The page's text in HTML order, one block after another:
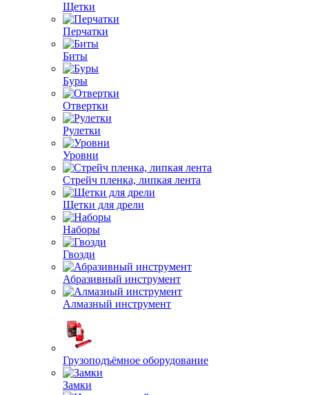
Щетки
Перчатки
Биты
Буры
Отвертки
Рулетки
Уровни
Стрейч пленка, липкая лента
Щетки для дрели
Наборы
Гвозди
Абразивный инструмент
Алмазный инструмент
Грузоподъёмное оборудование
Замки